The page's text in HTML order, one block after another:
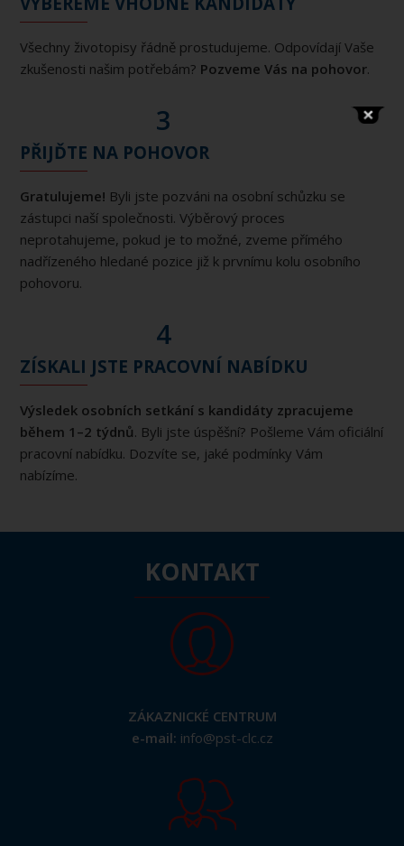
Všechny životopisy řádně prostudujeme. Odpovídají Vaše
zkušenosti našim potřebám? Pozveme Vás na pohovor.
3
PŘIJĎTE NA POHOVOR
Gratulujeme! Byli jste pozváni na osobní schůzku se
zástupci naší společnosti. Výběrový proces
neprotahujeme, pokud je to možné, zveme přímého
nadřízeného hledané pozice již k prvnímu kolu osobního
pohovoru.
4
ZÍSKALI JSTE PRACOVNÍ NABÍDKU
Výsledek osobních setkání s kandidáty zpracujeme
během 1–2 týdnů. Byli jste úspěšní? Pošleme Vám oficiální
pracovní nabídku. Dozvíte se, jaké podmínky Vám
nabízíme.
KONTAKT
ZÁKAZNICKÉ CENTRUM
e-mail: info@pst-clc.cz